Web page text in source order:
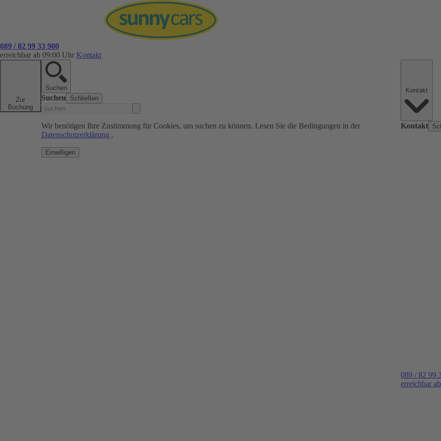
089 / 82 99 33 900
erreichbar ab 09:00 Uhr Kontakt
Zur
Buchung
Suchen
Suchen Schließen
Wir benötigen Ihre Zustimmung für Cookies, um suchen zu können. Lesen Sie die Bedingungen in der
Datenschutzerklärung .
Einwilligen
Kontakt
089 / 82 99
erreichbar